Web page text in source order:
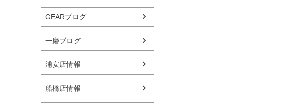
GEARブログ
一磨ブログ
浦安店情報
船橋店情報